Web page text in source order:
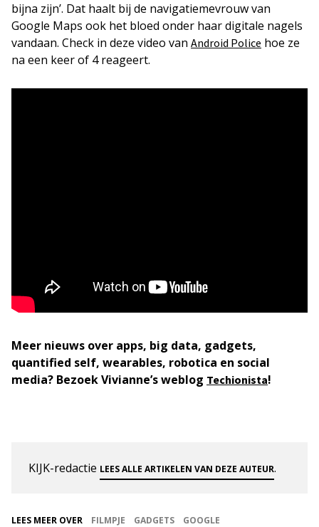
bijna zijn’. Dat haalt bij de navigatiemevrouw van
Google Maps ook het bloed onder haar digitale nagels
vandaan. Check in deze video van Android Police hoe ze
na een keer of 4 reageert.
Meer nieuws over apps, big data, gadgets,
quantified self, wearables, robotica en social
media? Bezoek Vivianne’s weblog Techionista!
KIJK-redactie LEES ALLE ARTIKELEN VAN DEZE AUTEUR.
LEES MEER OVER FILMPJE GADGETS
GOOGLE